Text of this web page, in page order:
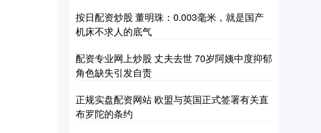
按日配资炒股 董明珠：0.003毫米，就是国产
机床不求人的底气
配资专业网上炒股 丈夫去世 70岁阿姨中度抑郁
角色缺失引发自责
正规实盘配资网站 欧盟与英国正式签署有关直
布罗陀的条约